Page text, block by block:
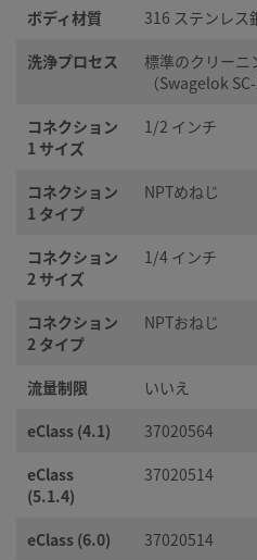
ボディ材質
316 ステンレス
洗浄プロセス
標準のクリーニ
（Swagelok
コネクション
1 サイズ
1/2 インチ
コネクション
1 タイプ
NPTめねじ
コネクション
2 サイズ
1/4 インチ
コネクション
2 タイプ
NPTおねじ
流量制限
いいえ
eClass (4.1)
37020564
eClass
(5.1.4)
37020514
eClass (6.0)
37020514